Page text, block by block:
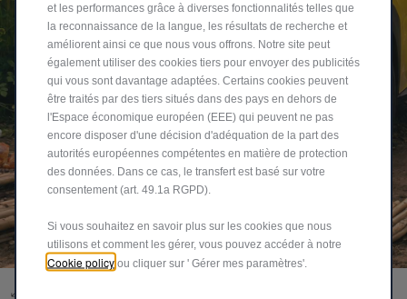
et les performances grâce à diverses fonctionnalités telles que
la reconnaissance de la langue, les résultats de recherche et
améliorent ainsi ce que nous vous offrons. Notre site peut
également utiliser des cookies tiers pour envoyer des publicités
qui vous sont davantage adaptées. Certains cookies peuvent
être traités par des tiers situés dans des pays en dehors de
l'Espace économique européen (EEE) qui peuvent ne pas
encore disposer d'une décision d'adéquation de la part des
autorités européennes compétentes en matière de protection
des données. Dans ce cas, le transfert est basé sur votre
consentement (art. 49.1a RGPD).
Si vous souhaitez en savoir plus sur les cookies que nous
utilisons et comment les gérer, vous pouvez accéder à notre
Cookie policy ou cliquer sur ' Gérer mes paramètres'.